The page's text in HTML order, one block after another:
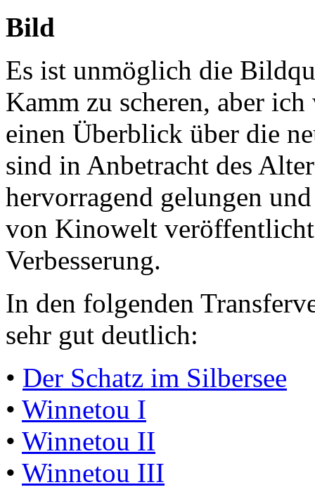
Bild
Es ist unmöglich die
Kamm zu scheren, aber
einen Überblick über die
sind in Anbetracht des
hervorragend gelungen
von Kinowelt
Verbesserung.
In den folgenden
sehr gut deutlich:
• Der Schatz im Silbersee
• Winnetou I
• Winnetou II
• Winnetou III